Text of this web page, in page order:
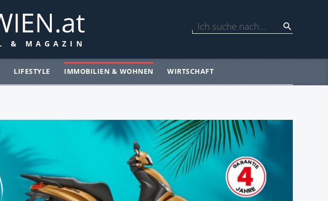
LIFESTYLE IMMOBILIEN & WOHNEN WIRTSCHAFT